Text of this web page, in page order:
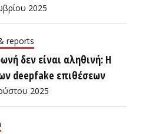
2025
reports
δεν είναι αληθινή: Η
deepfake επιθέσεων
2025